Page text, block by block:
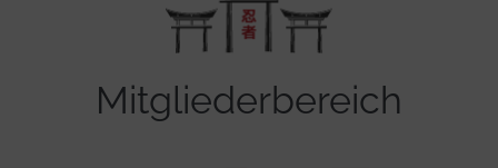
Mitgliederbereich